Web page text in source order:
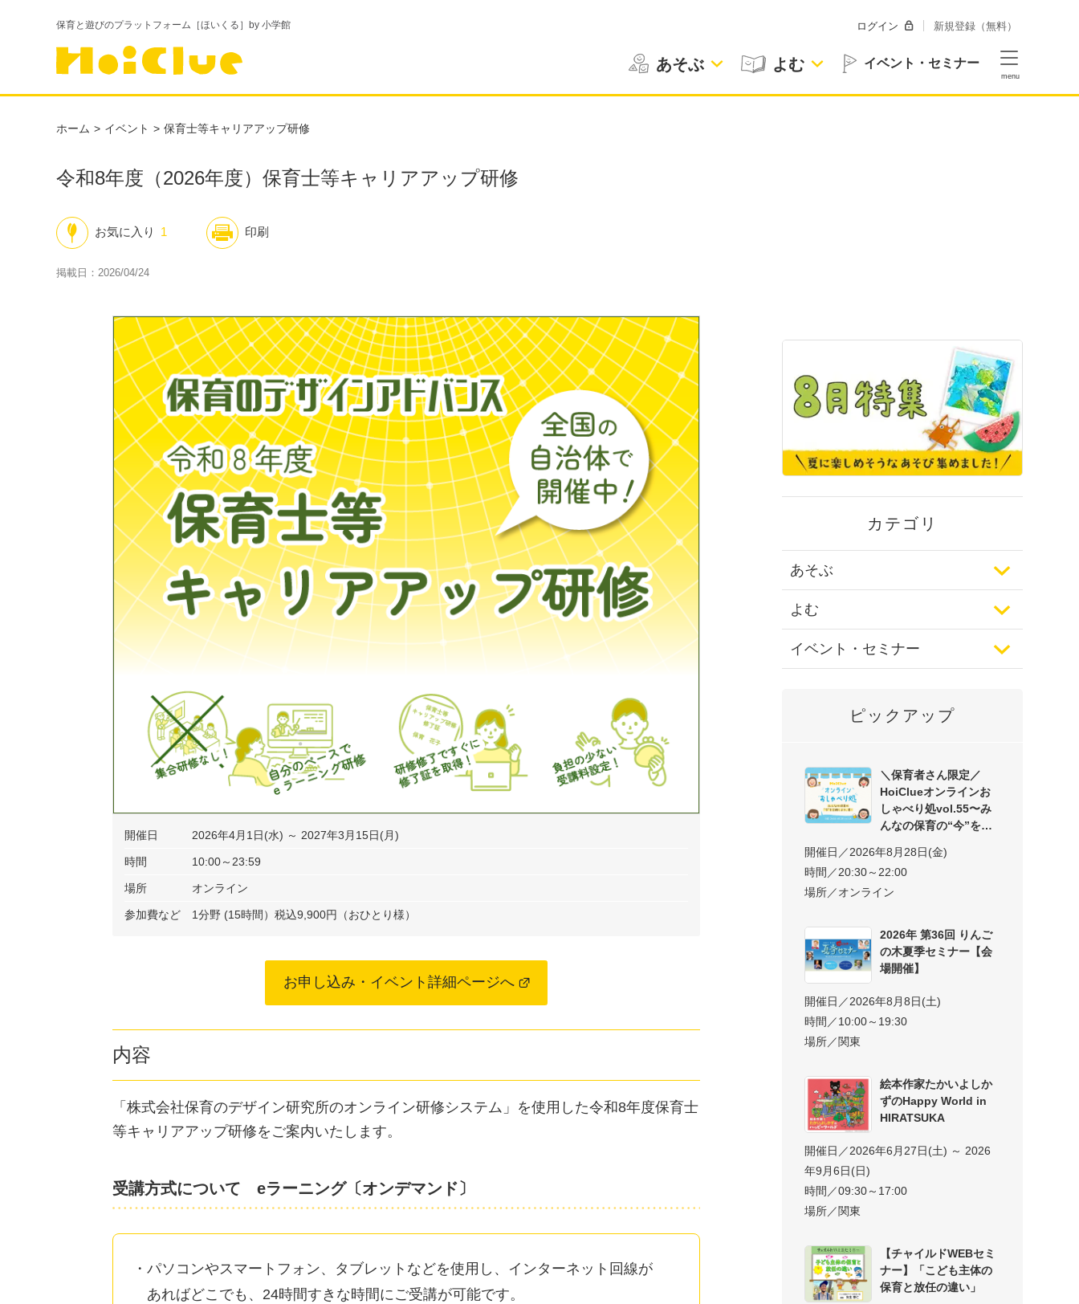
保育と遊びのプラットフォーム［ほいくる］by 小学館
あそぶ よむ イベント・セミナー
ログイン 新規登録（無料）
ホーム イベント 保育士等キャリアアップ研修
令和8年度（2026年度）保育士等キャリアアップ研修
お気に入り 1 印刷
掲載日：2026/04/24
開催日 2026年4月1日(水) ～ 2027年3月15日(月)
時間 10:00～23:59
場所 オンライン
参加費など 1分野 (15時間）税込9,900円（おひとり様）
お申し込み・イベント詳細ページへ
内容
「株式会社保育のデザイン研究所のオンライン研修システム」を使用した令和8年度保育士
等キャリアアップ研修をご案内いたします。
受講方式について eラーニング〔オンデマンド〕
パソコンやスマートフォン、タブレットなどを使用し、インターネット回線が
あればどこでも、24時間すきな時間にご受講が可能です。
カテゴリ
あそぶ
よむ
イベント・セミナー
ピックアップ
＼保育者さん限定／
HoiClueオンラインお
しゃべり処vol.55〜み
んなの保育の“今”を交
開催日／2026年8月28日(金)
時間／20:30～22:00
場所／オンライン
2026年 第36回 りんご
の木夏季セミナー【会
場開催】
開催日／2026年8月8日(土)
時間／10:00～19:30
場所／関東
絵本作家たかいよしか
ずのHappy World in
HIRATSUKA
開催日／2026年6月27日(土) ～ 2026
年9月6日(日)
時間／09:30～17:00
場所／関東
【チャイルドWEBセミ
ナー】「こども主体の
保育と放任の違い」